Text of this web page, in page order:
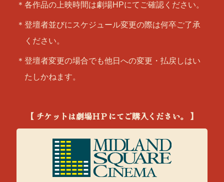
＊各作品の上映時間は劇場HPにてご確認ください。
＊登壇者並びにスケジュール変更の際は何卒ご了承
ください。
＊登壇者変更の場合でも他日への変更・払戻しはい
たしかねます。
【 チケットは劇場ＨＰにてご購入ください。 】